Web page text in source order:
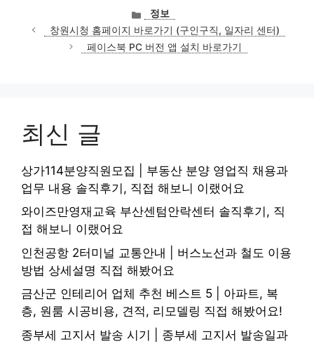
카
테
고
리
정보
창원시청 홈페이지 바로가기 (구인구직, 일자리 센터)
페이스북 PC 버전 앱 설치 바로가기
최신 글
상가114분양직원모집 | 부동산 분양 영업직 채용과
업무 내용 솔직후기, 직접 해보니 이랬어요
와이즈만영재교육 부산센텀안락센터 솔직후기, 직
접 해보니 이랬어요
인천공항 2터미널 교통안내 | 버스노선과 철도 이용
방법 상세설명 직접 해봤어요
금산군 인테리어 업체 추천 베스트 5 | 아파트, 복
층, 원룸 시공비용, 견적, 리모델링 직접 해봤어요!
종부세 고지서 발송 시기 | 종부세 고지서 발송일과